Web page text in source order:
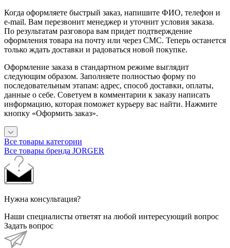
Когда оформляете быстрый заказ, напишите ФИО, телефон и
e-mail. Вам перезвонит менеджер и уточнит условия заказа.
По результатам разговора вам придет подтверждение
оформления товара на почту или через СМС. Теперь останется
только ждать доставки и радоваться новой покупке.
Оформление заказа в стандартном режиме выглядит
следующим образом. Заполняете полностью форму по
последовательным этапам: адрес, способ доставки, оплаты,
данные о себе. Советуем в комментарии к заказу написать
информацию, которая поможет курьеру вас найти. Нажмите
кнопку «Оформить заказ».
Все товары категории
Все товары бренда JORGER
Нужна консультация?
Наши специалисты ответят на любой интересующий вопрос
Задать вопрос